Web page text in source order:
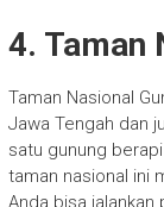
4. Taman
Taman Nasional
Jawa Tengah dan
satu gunung
taman nasional ini